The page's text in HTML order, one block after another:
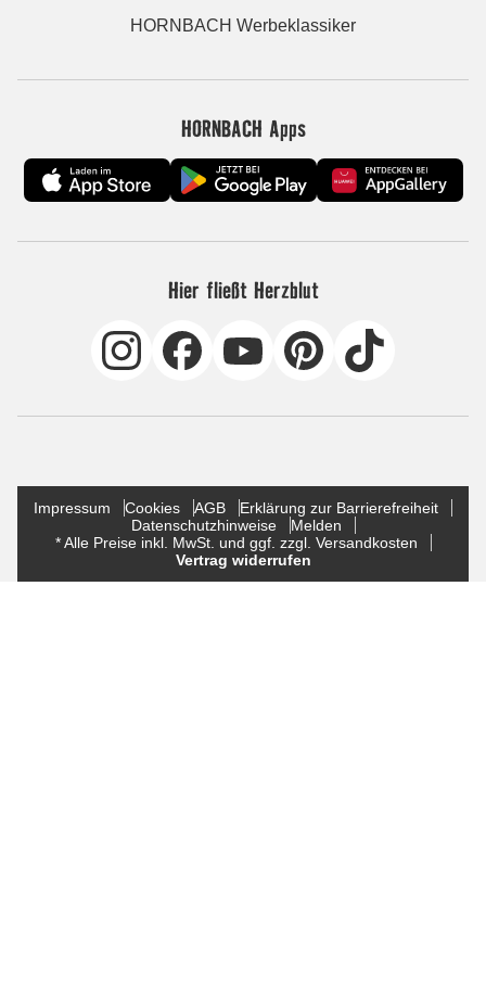
HORNBACH Werbeklassiker
HORNBACH Apps
Hier fließt Herzblut
Impressum Cookies AGB
Erklärung zur Barrierefreiheit
Datenschutzhinweise
Melden
* Alle Preise inkl. MwSt. und ggf. zzgl. Versandkosten
Vertrag widerrufen